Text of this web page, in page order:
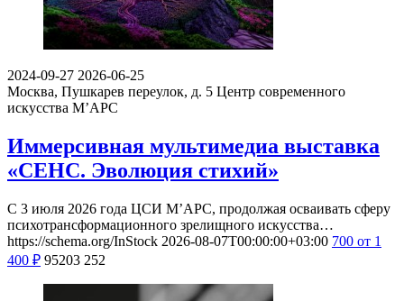
2024-09-27 2026-06-25
Москва, Пушкарев переулок, д. 5 Центр современного
искусства М’АРС
Иммерсивная мультимедиа выставка
«СЕНС. Эволюция стихий»
С 3 июля 2026 года ЦСИ М’АРС, продолжая осваивать сферу
психотрансформационного зрелищного искусства…
https://schema.org/InStock 2026-08-07T00:00:00+03:00 700 от 1
400 ₽ 95203 252